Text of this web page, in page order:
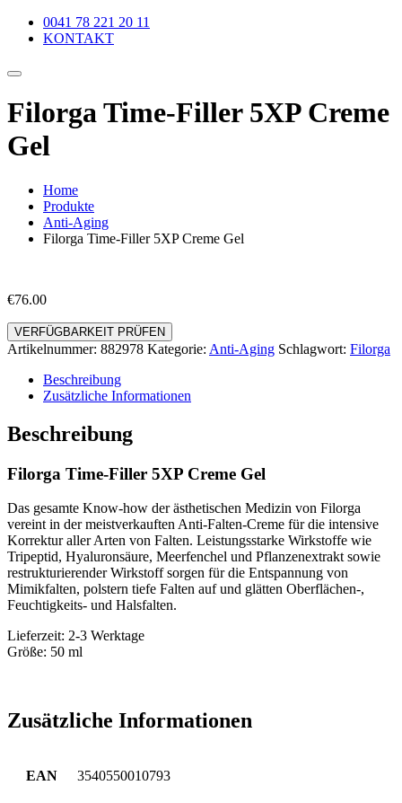
0041 78 221 20 11
KONTAKT
Filorga Time-Filler 5XP Creme
Gel
Home
Produkte
Anti-Aging
Filorga Time-Filler 5XP Creme Gel
€76.00
VERFÜGBARKEIT PRÜFEN
Artikelnummer: 882978 Kategorie: Anti-Aging Schlagwort: Filorga
Beschreibung
Zusätzliche Informationen
Beschreibung
Filorga Time-Filler 5XP Creme Gel
Das gesamte Know-how der ästhetischen Medizin von Filorga
vereint in der meistverkauften Anti-Falten-Creme für die intensive
Korrektur aller Arten von Falten. Leistungsstarke Wirkstoffe wie
Tripeptid, Hyaluronsäure, Meerfenchel und Pflanzenextrakt sowie
restrukturierender Wirkstoff sorgen für die Entspannung von
Mimikfalten, polstern tiefe Falten auf und glätten Oberflächen-,
Feuchtigkeits- und Halsfalten.
Lieferzeit: 2-3 Werktage
Größe: 50 ml
Zusätzliche Informationen
EAN 3540550010793